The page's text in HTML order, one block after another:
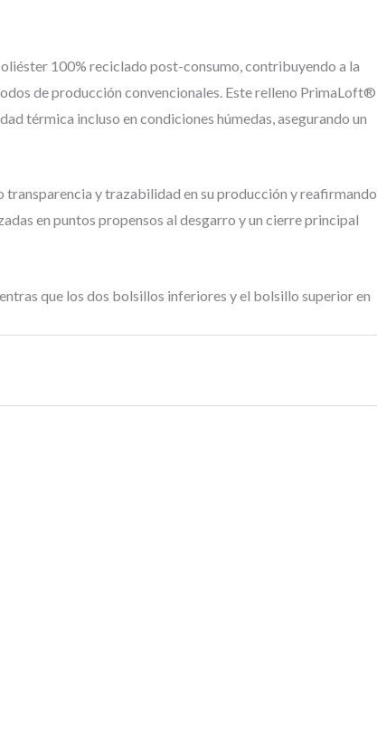
100% reciclado post-consumo, contribuyendo a la
de producción convencionales. Este relleno PrimaLoft®
térmica incluso en condiciones húmedas, asegurando un
y trazabilidad en su producción y reafirmando
en puntos propensos al desgarro y un cierre principal
que los dos bolsillos inferiores y el bolsillo superior en